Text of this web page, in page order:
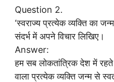
Question 2.
‘स्वराज्य प्रत्येक व्यक्ति का
संदर्भ में अपने विचार लिखिए।
Answer:
हम सब लोकतांत्रिक देश में
वाला प्रत्येक व्यक्ति जन्म से